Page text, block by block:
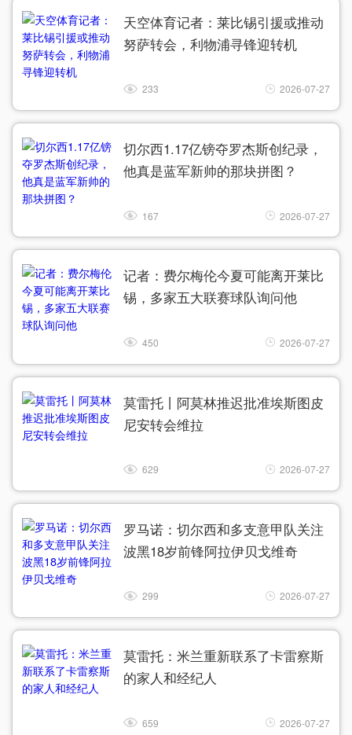
天空体育记者：莱比锡引援或推动
努萨转会，利物浦寻锋迎转机
233 2026-07-27
切尔西1.17亿镑夺罗杰斯创纪录，
他真是蓝军新帅的那块拼图？
167 2026-07-27
记者：费尔梅伦今夏可能离开莱比
锡，多家五大联赛球队询问他
450 2026-07-27
莫雷托丨阿莫林推迟批准埃斯图皮
尼安转会维拉
629 2026-07-27
罗马诺：切尔西和多支意甲队关注
波黑18岁前锋阿拉伊贝戈维奇
299 2026-07-27
莫雷托：米兰重新联系了卡雷察斯
的家人和经纪人
659 2026-07-27